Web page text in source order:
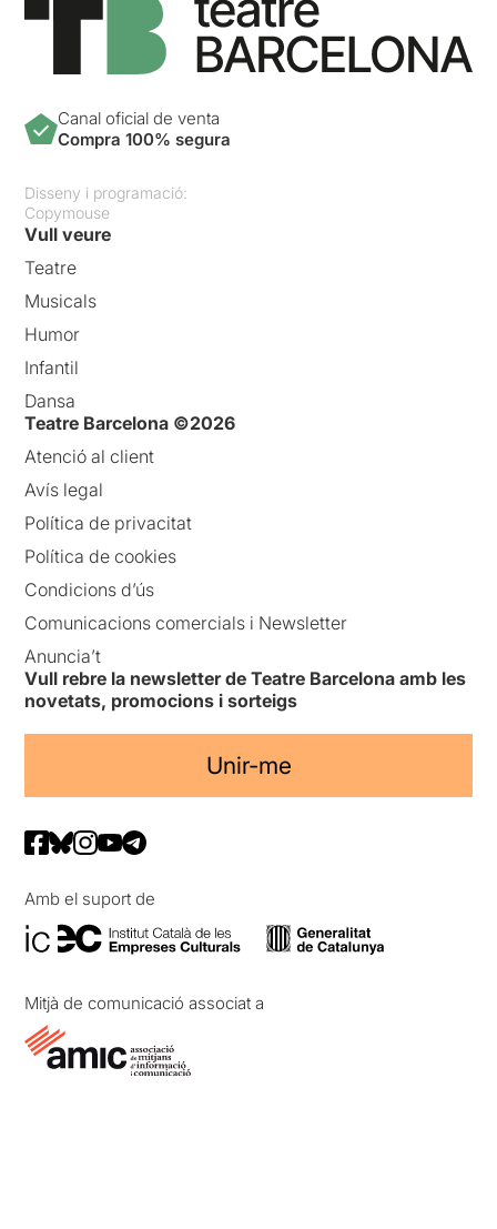
Canal oficial de venta
Compra 100% segura
Disseny i programació:
Copymouse
Vull veure
Teatre
Musicals
Humor
Infantil
Dansa
Teatre Barcelona ©2026
Atenció al client
Avís legal
Política de privacitat
Política de cookies
Condicions d’ús
Comunicacions comercials i Newsletter
Anuncia’t
Vull rebre la newsletter de Teatre Barcelona amb les
novetats, promocions i sorteigs
Unir-me
Amb el suport de
Mitjà de comunicació associat a